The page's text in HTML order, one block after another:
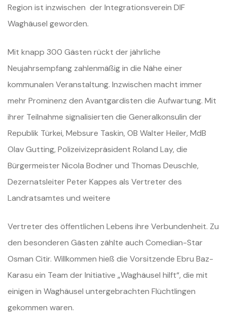
Region ist inzwischen der Integrationsverein DIF
Waghäusel geworden.
Mit knapp 300 Gästen rückt der jährliche
Neujahrsempfang zahlenmäßig in die Nähe einer
kommunalen Veranstaltung. Inzwischen macht immer
mehr Prominenz den Avantgardisten die Aufwartung. Mit
ihrer Teilnahme signalisierten die Generalkonsulin der
Republik Türkei, Mebsure Taskin, OB Walter Heiler, MdB
Olav Gutting, Polizeivizepräsident Roland Lay, die
Bürgermeister Nicola Bodner und Thomas Deuschle,
Dezernatsleiter Peter Kappes als Vertreter des
Landratsamtes und weitere
Vertreter des öffentlichen Lebens ihre Verbundenheit. Zu
den besonderen Gästen zählte auch Comedian-Star
Osman Citir. Willkommen hieß die Vorsitzende Ebru Baz-
Karasu ein Team der Initiative „Waghäusel hilft“, die mit
einigen in Waghäusel untergebrachten Flüchtlingen
gekommen waren.